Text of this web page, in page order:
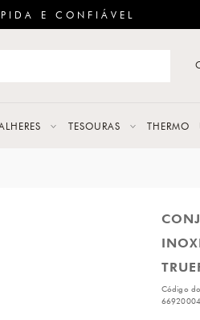
E CONFIÁVEL
TESOURAS THERMO
Código